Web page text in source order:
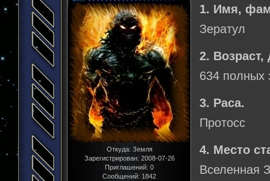
Откуда: Земля
Зарегистрирован: 2008-07-26
Приглашений: 0
Сообщений: 1842
1. Имя,
Зератул
2. Возраст,
634 полных
3. Раса.
Протосс
4. Место
Вселенная